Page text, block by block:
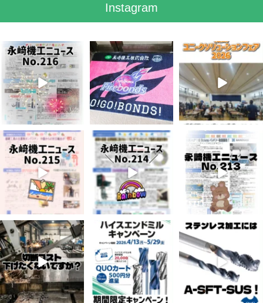
Instagram
8月 7
3 0
7月 28
7 0
7月 27
6
7月 3
5 0
6月 3
8 0
5月 13
5 0
4月 20
10 0
4月 16
10 0
4月 13